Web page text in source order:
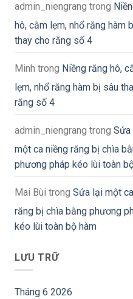
admin_niengrang trong
hô, cằm lẹm, nhổ răng hàm
thay cho răng số 4
Minh trong Niềng răng hô,
lẹm, nhổ răng hàm bị sâu
răng số 4
admin_niengrang trong Sửa
một ca niềng răng bị chìa
phương pháp kéo lùi toàn
Mai Bùi trong Sửa lại một
răng bị chìa bằng phương
kéo lùi toàn bộ hàm
LƯU TRỮ
Tháng 6 2026